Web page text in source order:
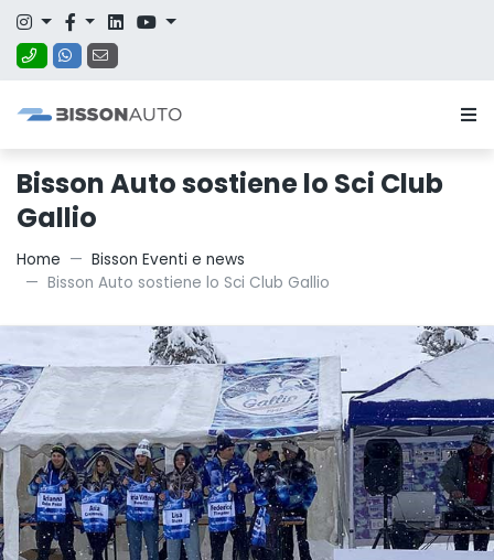
Bisson Auto sostiene lo Sci Club
Gallio
Home
Bisson Eventi e news
Bisson Auto sostiene lo Sci Club Gallio